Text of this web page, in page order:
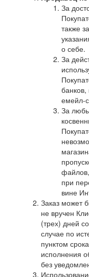
За
также
о себе.
За
емейл-
За
при
вине
Заказ может
не вручен
(трех) дней
случае по
пунктом
исполнения
без